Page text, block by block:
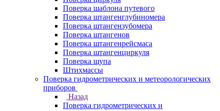
Поверка шаблона путевого
Поверка штангенглубиномера
Поверка штангензубомера
Поверка штангенов
Поверка штангенрейсмаса
Поверка штангенциркуля
Поверка щупа
Штихмассы
Поверка гидрометрических и метеорологических
приборов
Назад
Поверка гидрометрических и